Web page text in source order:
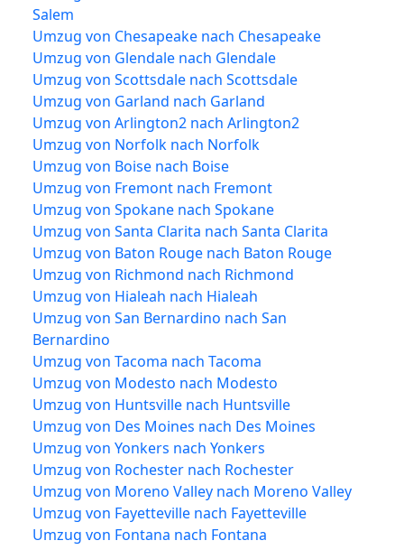
Salem
Umzug von Chesapeake nach Chesapeake
Umzug von Glendale nach Glendale
Umzug von Scottsdale nach Scottsdale
Umzug von Garland nach Garland
Umzug von Arlington2 nach Arlington2
Umzug von Norfolk nach Norfolk
Umzug von Boise nach Boise
Umzug von Fremont nach Fremont
Umzug von Spokane nach Spokane
Umzug von Santa Clarita nach Santa Clarita
Umzug von Baton Rouge nach Baton Rouge
Umzug von Richmond nach Richmond
Umzug von Hialeah nach Hialeah
Umzug von San Bernardino nach San
Bernardino
Umzug von Tacoma nach Tacoma
Umzug von Modesto nach Modesto
Umzug von Huntsville nach Huntsville
Umzug von Des Moines nach Des Moines
Umzug von Yonkers nach Yonkers
Umzug von Rochester nach Rochester
Umzug von Moreno Valley nach Moreno Valley
Umzug von Fayetteville nach Fayetteville
Umzug von Fontana nach Fontana